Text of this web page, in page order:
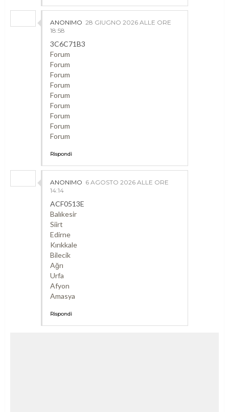
ANONIMO 28 GIUGNO 2026 ALLE ORE
18:58
3C6C71B3
Forum
Forum
Forum
Forum
Forum
Forum
Forum
Forum
Forum
Rispondi
ANONIMO 6 AGOSTO 2026 ALLE ORE
14:14
ACF0513E
Balıkesir
Siirt
Edirne
Kırıkkale
Bilecik
Ağrı
Urfa
Afyon
Amasya
Rispondi